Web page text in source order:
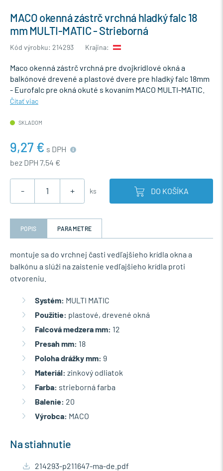
MACO okenná zástrč vrchná hladký falc 18
mm MULTI-MATIC - Strieborná
Kód výrobku: 214293 Krajina:
Maco okenná zástrč vrchná pre dvojkrídlové okná a
balkónové drevené a plastové dvere pre hladký falc 18mm
- Eurofalc pre okná okuté s kovaním MACO MULTI-MATIC.
Čítať viac
SKLADOM
9,27 € s DPH
bez DPH 7,54 €
- + ks DO KOŠÍKA
POPIS PARAMETRE
montuje sa do vrchnej časti vedľajšieho krídla okna a
balkónu a slúži na zaistenie vedľajšieho krídla proti
otvoreniu.
Systém: MULTI MATIC
Použitie: plastové, drevené okná
Falcová medzera mm: 12
Presah mm: 18
Poloha drážky mm: 9
Materiál: zinkový odliatok
Farba: strieborná farba
Balenie: 20
Výrobca: MACO
Na stiahnutie
214293-p211647-ma-de.pdf